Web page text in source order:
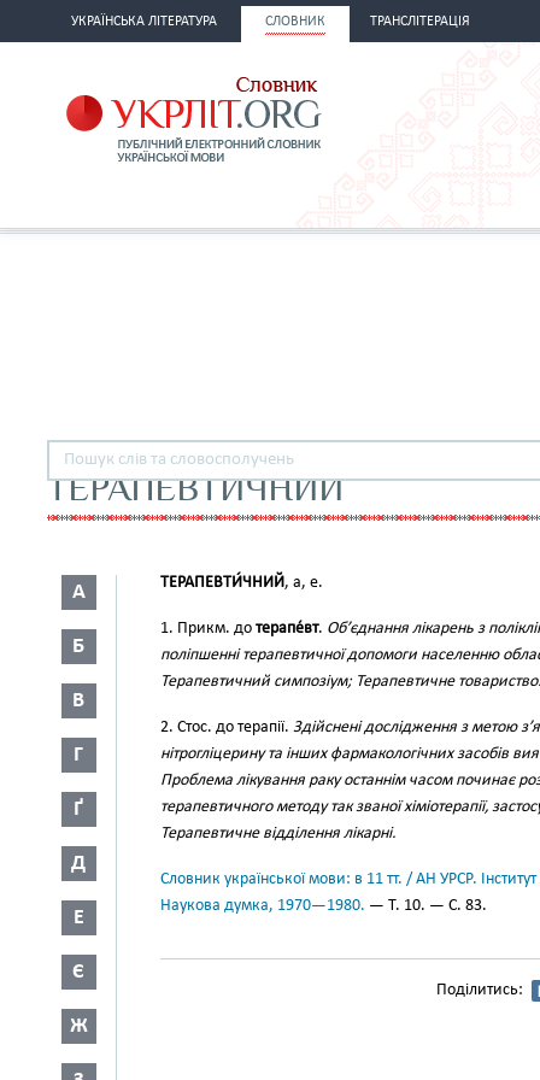
УКРАЇНСЬКА ЛІТЕРАТУРА СЛОВНИК ТРАНСЛІТЕРАЦІЯ
ТЕРАПЕВТИЧНИЙ
А
Б
В
Г
Ґ
Д
Е
Є
Ж
ТЕРАПЕВТИ́ЧНИЙ, а, е.
1. Прикм. до терапе́вт. Об’єднання лікарень з
поліпшенні терапевтичної допомоги населенню
Терапевтичний симпозіум; Терапевтичне
2. Стос. до терапії. Здійснені дослідження з метою
нітрогліцерину та інших фармакологічних засобів
Проблема лікування раку останнім часом починає
терапевтичного методу так званої хіміотерапії,
Терапевтичне відділення лікарні.
Словник української мови: в 11 тт. / АН УРСР.
Наукова думка, 1970—1980. — Т. 10. — С. 83.
Поділитись: